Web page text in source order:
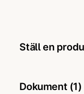
Ställ en
Fråga oss
Dokument (1)